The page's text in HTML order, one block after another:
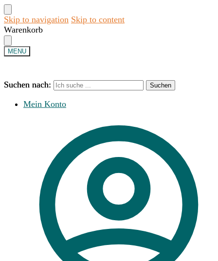
Skip to navigation Skip to content
Warenkorb
MENU
Suchen nach: Suchen
Mein Konto
Suchen nach: Suchen